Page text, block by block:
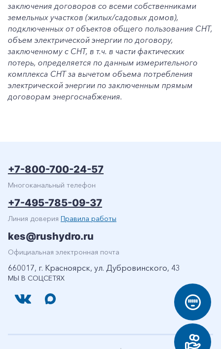
заключения договоров со всеми собственниками
земельных участков (жилых/садовых домов),
подключенных от объектов общего пользования СНТ,
объем электрической энергии по договору,
заключенному с СНТ, в т.ч. в части фактических
потерь, определяется по данным измерительного
комплекса СНТ за вычетом объема потребления
электрической энергии по заключенным прямым
договорам энергоснабжения.
МЫ В СОЦСЕТЯХ
+7-800-700-24-57
Многоканальный телефон
+7-495-785-09-37
Линия доверия Правила работы
kes@rushydro.ru
Официальная электронная почта
660017, г. Красноярск, ул. Дубровинского, 43